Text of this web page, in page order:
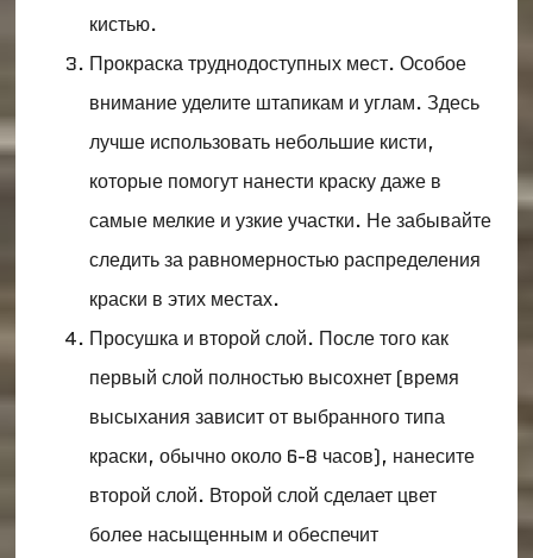
кистью.
Прокраска труднодоступных мест. Особое
внимание уделите штапикам и углам. Здесь
лучше использовать небольшие кисти,
которые помогут нанести краску даже в
самые мелкие и узкие участки. Не забывайте
следить за равномерностью распределения
краски в этих местах.
Просушка и второй слой. После того как
первый слой полностью высохнет (время
высыхания зависит от выбранного типа
краски, обычно около 6-8 часов), нанесите
второй слой. Второй слой сделает цвет
более насыщенным и обеспечит